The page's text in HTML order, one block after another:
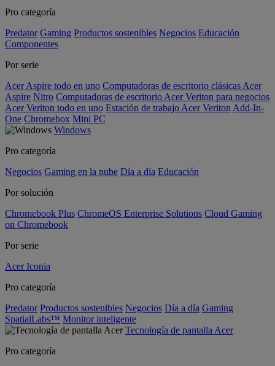
Pro categoría
Predator Gaming Productos sostenibles Negocios Educación
Componentes
Por serie
Acer Aspire todo en uno Computadoras de escritorio clásicas Acer
Aspire Nitro Computadoras de escritorio Acer Veriton para negocios
Acer Veriton todo en uno Estación de trabajo Acer Veriton Add-In-
One Chromebox Mini PC
Windows
Pro categoría
Negocios Gaming en la nube Día a día Educación
Por solución
Chromebook Plus ChromeOS Enterprise Solutions Cloud Gaming
on Chromebook
Por serie
Acer Iconia
Pro categoría
Predator Productos sostenibles Negocios Día a día Gaming
SpatialLabs™ Monitor inteligente
Tecnología de pantalla Acer
Pro categoría